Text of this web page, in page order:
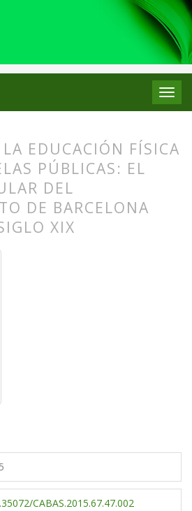
EDUCACIÓN FÍSICA
PÚBLICAS: EL
DEL
DE BARCELONA
XIX
CABAS.2015.67.47.002